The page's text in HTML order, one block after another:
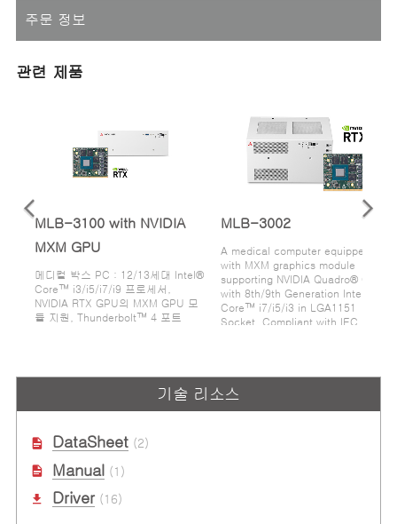
주문 정보
관련 제품
MLB-3100 with NVIDIA
MXM GPU
메디컬 박스 PC : 12/13세대 Intel®
Core™ i3/i5/i7/i9 프로세서,
NVIDIA RTX GPU의 MXM GPU 모
듈 지원, Thunderbolt™ 4 포트
MLB-3002
A medical computer equipped
with MXM graphics module
supporting NVIDIA Quadro® GPU
with 8th/9th Generation Intel®
Core™ i7/i5/i3 in LGA1151
Socket. Compliant with IEC
기술 리소스
DataSheet(2)
Manual (1)
Driver(16)